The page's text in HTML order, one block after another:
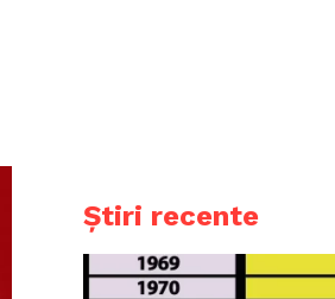
Știri recente